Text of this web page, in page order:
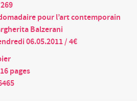
pour l’art contemporain
Balzerani
06.05.2011 / 4€
pages